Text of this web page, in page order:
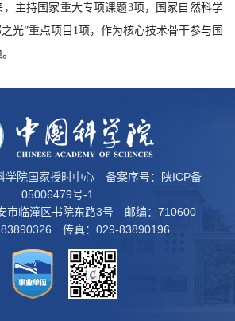
，主持国家重大专项课题3项，国家自然科学
光”重点项目1项，作为核心技术骨干参与国
学院国家授时中心 备案序号：
陕ICP备
05006479号-1
市临潼区书院东路3号 邮编：710600
83890326 传真：029-83890196